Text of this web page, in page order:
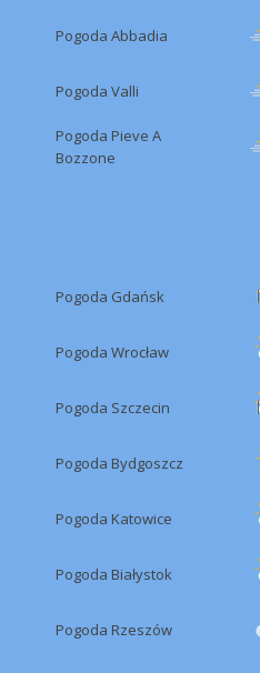
Pogoda Abbadia
Pogoda Valli
Pogoda Pieve A
Bozzone
Pogoda Gdańsk
Pogoda Wrocław
Pogoda Szczecin
Pogoda Bydgoszcz
Pogoda Katowice
Pogoda Białystok
Pogoda Rzeszów